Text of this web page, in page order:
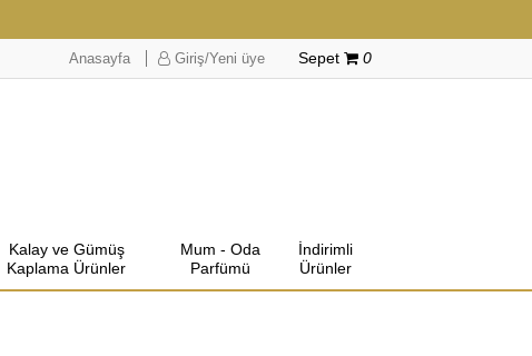
Anasayfa Giriş/Yeni üye Sepet 0
Kalay ve Gümüş
Kaplama Ürünler
Mum - Oda
Parfümü
İndirimli
Ürünler